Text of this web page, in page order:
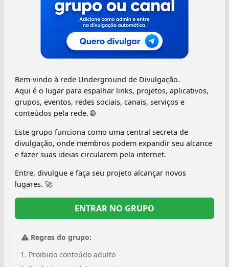
Bem-vindo à rede Underground de Divulgação.
Aqui é o lugar para espalhar links, projetos, aplicativos,
grupos, eventos, redes sociais, canais, serviços e
conteúdos pela rede. 🌐
Este grupo funciona como uma central secreta de
divulgação, onde membros podem expandir seu alcance
e fazer suas ideias circularem pela internet.
Entre, divulgue e faça seu projeto alcançar novos
lugares. 🚀
ENTRAR NO GRUPO
Regras do grupo:
Proibido conteúdo adulto